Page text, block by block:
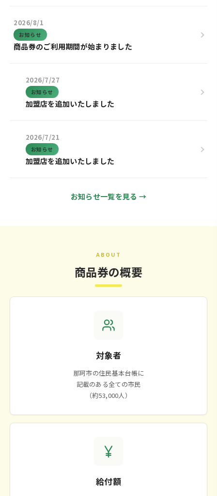
2026/8/1
お知らせ
商品券のご利用期間が始まりました
2026/7/27
お知らせ
加盟店を追加いたしました
2026/7/21
お知らせ
加盟店を追加いたしました
お知らせ一覧を見る →
ABOUT
商品券の概要
対象者
那珂市の住民基本台帳に
記載のある全ての市民
（約53,000人）
給付額